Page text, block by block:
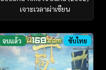
เจาะเวลาผ่าเซียน
จบแล้ว ซับไทย